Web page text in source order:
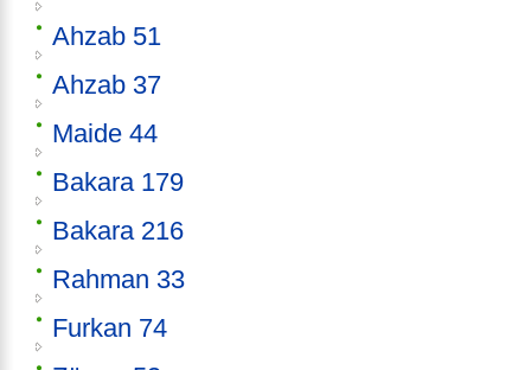
Ahzab 51
Ahzab 37
Maide 44
Bakara 179
Bakara 216
Rahman 33
Furkan 74